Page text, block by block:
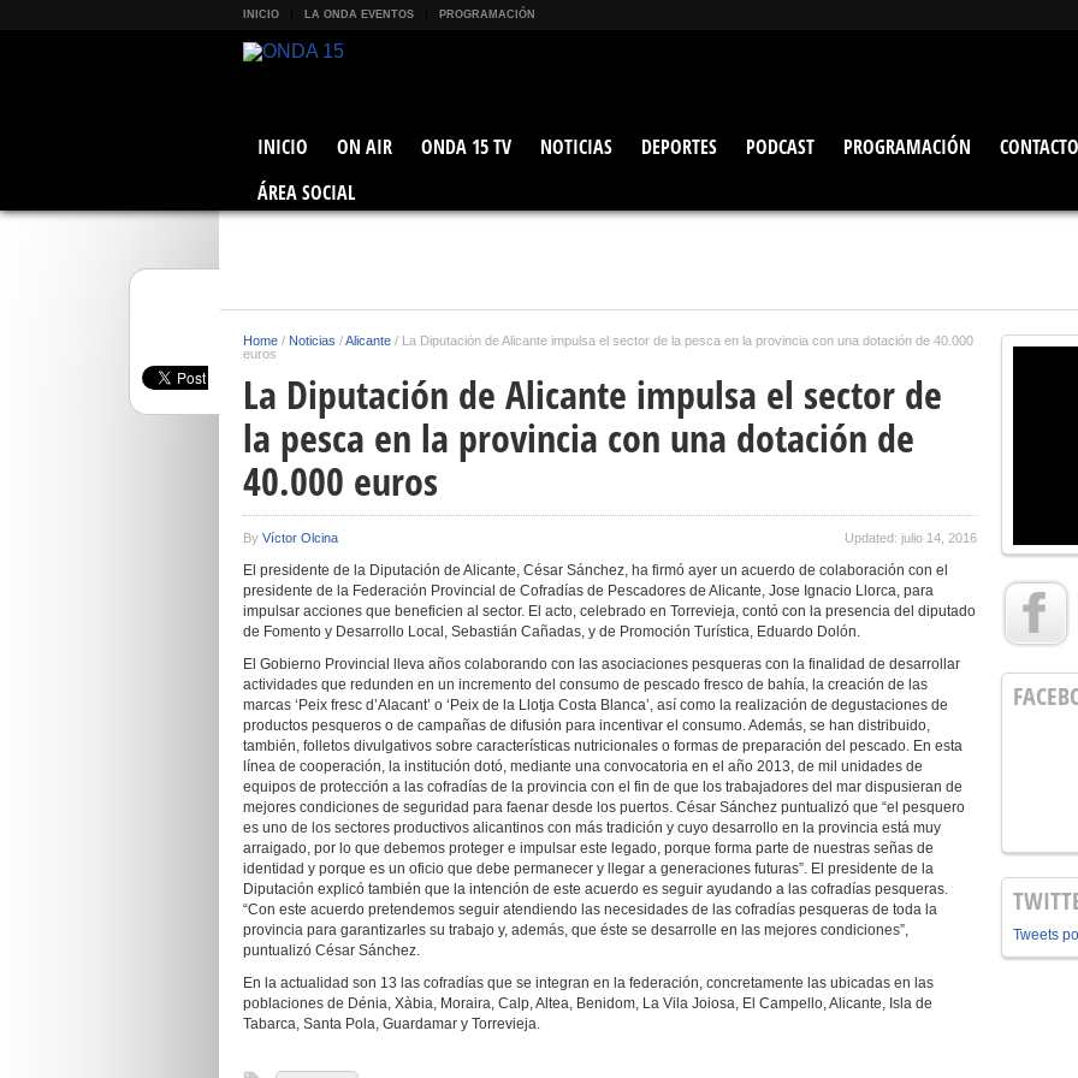
INICIO LA ONDA EVENTOS PROGRAMACIÓN
INICIO ON AIR ONDA 15 TV NOTICIAS DEPORTES PODCAST PROGRAMACIÓN
CONTACTO
ÁREA SOCIAL
Home / Noticias /Alicante / La Diputación de Alicante impulsa el sector de la pesca en la provincia con una dotación de 40.000
euros
La Diputación de Alicante impulsa el sector de
la pesca en la provincia con una dotación de
40.000 euros
By Víctor Olcina Updated: julio 14, 2016
El presidente de la Diputación de Alicante, César Sánchez, ha firmó ayer un acuerdo de colaboración con el
presidente de la Federación Provincial de Cofradías de Pescadores de Alicante, Jose Ignacio Llorca, para
impulsar acciones que beneficien al sector. El acto, celebrado en Torrevieja, contó con la presencia del diputado
de Fomento y Desarrollo Local, Sebastián Cañadas, y de Promoción Turística, Eduardo Dolón.
El Gobierno Provincial lleva años colaborando con las asociaciones pesqueras con la finalidad de desarrollar
actividades que redunden en un incremento del consumo de pescado fresco de bahía, la creación de las
marcas ‘Peix fresc d’Alacant’ o ‘Peix de la Llotja Costa Blanca’, así como la realización de degustaciones de
productos pesqueros o de campañas de difusión para incentivar el consumo. Además, se han distribuido,
también, folletos divulgativos sobre características nutricionales o formas de preparación del pescado. En esta
línea de cooperación, la institución dotó, mediante una convocatoria en el año 2013, de mil unidades de
equipos de protección a las cofradías de la provincia con el fin de que los trabajadores del mar dispusieran de
mejores condiciones de seguridad para faenar desde los puertos. César Sánchez puntualizó que “el pesquero
es uno de los sectores productivos alicantinos con más tradición y cuyo desarrollo en la provincia está muy
arraigado, por lo que debemos proteger e impulsar este legado, porque forma parte de nuestras señas de
identidad y porque es un oficio que debe permanecer y llegar a generaciones futuras”. El presidente de la
Diputación explicó también que la intención de este acuerdo es seguir ayudando a las cofradías pesqueras.
“Con este acuerdo pretendemos seguir atendiendo las necesidades de las cofradías pesqueras de toda la
provincia para garantizarles su trabajo y, además, que éste se desarrolle en las mejores condiciones”,
puntualizó César Sánchez.
En la actualidad son 13 las cofradías que se integran en la federación, concretamente las ubicadas en las
poblaciones de Dénia, Xàbia, Moraira, Calp, Altea, Benidom, La Vila Joiosa, El Campello, Alicante, Isla de
Tabarca, Santa Pola, Guardamar y Torrevieja.
Tweets